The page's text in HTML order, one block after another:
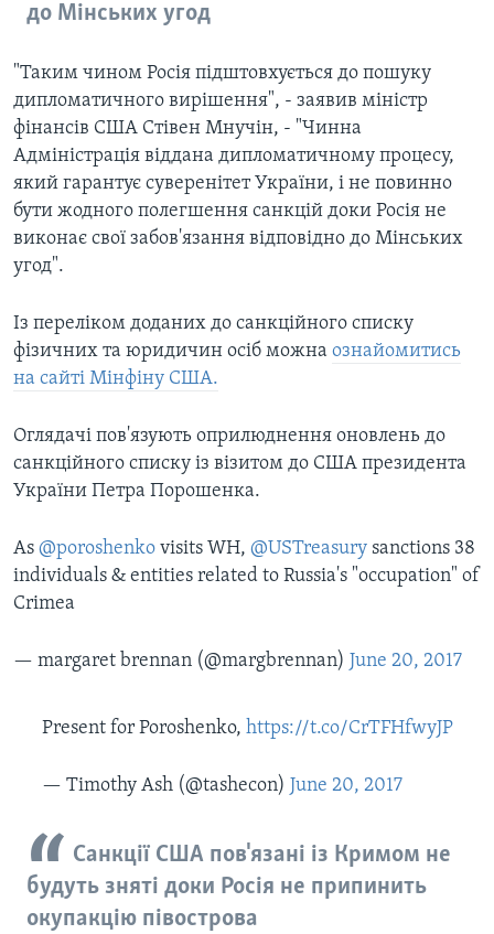
до Мінських угод
"Таким чином Росія підштовхується до пошуку
дипломатичного вирішення", - заявив міністр
фінансів США Стівен Мнучін, - "Чинна
Адміністрація віддана дипломатичному процесу,
який гарантує суверенітет України, і не повинно
бути жодного полегшення санкцій доки Росія не
виконає свої забов'язання відповідно до Мінських
угод".
Із переліком доданих до санкційного списку
фізичних та юридичин осіб можна ознайомитись
на сайті Мінфіну США.
Оглядачі пов'язують оприлюднення оновлень до
санкційного списку із візитом до США президента
України Петра Порошенка.
As @poroshenko visits WH, @USTreasury sanctions 38
individuals & entities related to Russia's "occupation" of
Crimea
— margaret brennan (@margbrennan) June 20, 2017
Present for Poroshenko, https://t.co/CrTFHfwyJP
— Timothy Ash (@tashecon) June 20, 2017
Санкції США пов'язані із Кримом не
будуть зняті доки Росія не припинить
окупакцію півострова